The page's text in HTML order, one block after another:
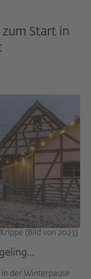
Start in
(Bild von 2023)
der Winterpause